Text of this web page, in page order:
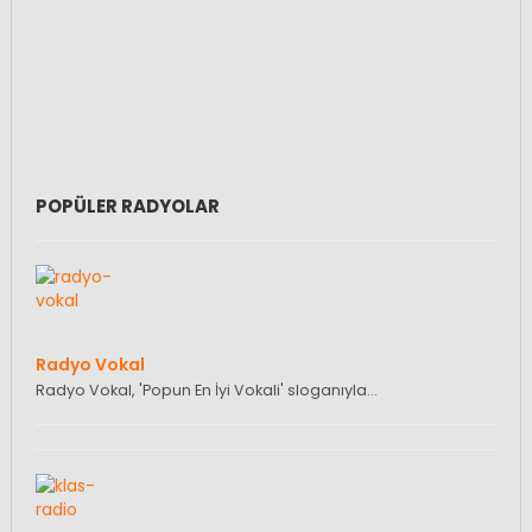
POPÜLER RADYOLAR
Radyo Vokal
Radyo Vokal, 'Popun En İyi Vokali' sloganıyla…